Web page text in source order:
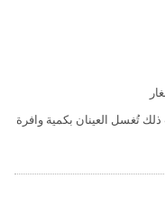
تُغسل العينان بكمية وافرة